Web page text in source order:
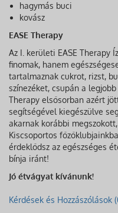
hagymás buci
kovász
EASE Therapy
Az I. kerületi EASE Therapy
finomak, hanem
tartalmaznak cukrot, rizst,
színezéket, csupán a
Therapy elsősorban azért
segítségével kiegészülve
akarnak korábbi
Kiscsoportos
érdeklődsz az egészséges
bínja iránt!
Jó étvágyat kívánunk!
Kérdések és Hozzászólások